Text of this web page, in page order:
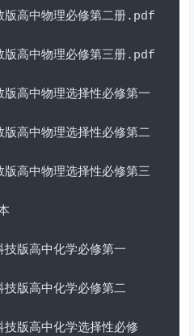
版高中物理必修第二册. pdf
版高中物理必修第三册. pdf
版高中物理选择性必修第一
版高中物理选择性必修第二
版高中物理选择性必修第三
技版高中化学必修第一
技版高中化学必修第二
技版高中化学选择性必修